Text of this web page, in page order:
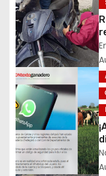
a
c
i
ó
n
d
e